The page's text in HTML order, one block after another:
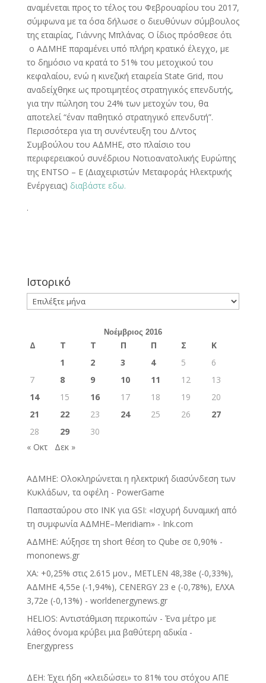
αναμένεται προς το τέλος του Φεβρουαρίου του 2017,
σύμφωνα με τα όσα δήλωσε ο διευθύνων σύμβουλος
της εταιρίας, Γιάννης Μπλάνας. Ο ίδιος πρόσθεσε ότι
ο ΑΔΜΗΕ παραμένει υπό πλήρη κρατικό έλεγχο, με
το δημόσιο να κρατά το 51% του μετοχικού του
κεφαλαίου, ενώ η κινεζική εταιρεία State Grid, που
αναδείχθηκε ως προτιμητέος στρατηγικός επενδυτής,
για την πώληση του 24% των μετοχών του, θα
αποτελεί “έναν παθητικό στρατηγικό επενδυτή”.
Περισσότερα για τη συνέντευξη του Δ/ντος
Συμβούλου του ΑΔΜΗΕ, στο πλαίσιο του
περιφερειακού συνέδριου Νοτιοανατολικής Ευρώπης
της ENTSO – E (Διαχειριστών Μεταφοράς Ηλεκτρικής
Ενέργειας) διαβάστε εδω.
.
Ιστορικό
Ιστορικό
Νοέμβριος 2016
Δ Τ Τ Π Π Σ
Κ
1
2 3 4 5
6
7
8 9 10 11 12
13
14
15 16 17 18 19
20
21
22 23 24 25 26
27
28
29
30
« Οκτ
Δεκ »
ΑΔΜΗΕ: Ολοκληρώνεται η ηλεκτρική διασύνδεση των
Κυκλάδων, τα οφέλη - PowerGame
Παπασταύρου στο INK για GSI: «Ισχυρή δυναμική από
τη συμφωνία ΑΔΜΗΕ–Meridiam» - Ink.com
ΑΔΜΗΕ: Αύξησε τη short θέση το Qube σε 0,90% -
mononews.gr
ΧΑ: +0,25% στις 2.615 μον., METLEN 48,38e (-0,33%),
ΑΔΜΗΕ 4,55e (-1,94%), CENERGY 23 e (-0,78%), ΕΛΧΑ
3,72e (-0,13%) - worldenergynews.gr
HELIOS: Αντιστάθμιση περικοπών - Ένα μέτρο με
λάθος όνομα κρύβει μια βαθύτερη αδικία -
Energypress
ΔΕΗ: Έχει ήδη «κλειδώσει» το 81% του στόχου ΑΠΕ